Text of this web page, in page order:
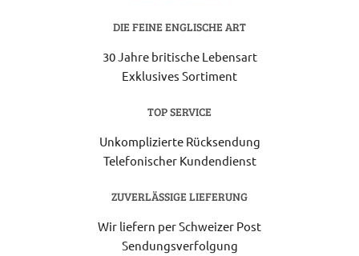
DIE FEINE ENGLISCHE ART
30 Jahre britische Lebensart
Exklusives Sortiment
TOP SERVICE
Unkomplizierte Rücksendung
Telefonischer Kundendienst
ZUVERLÄSSIGE LIEFERUNG
Wir liefern per Schweizer Post
Sendungsverfolgung